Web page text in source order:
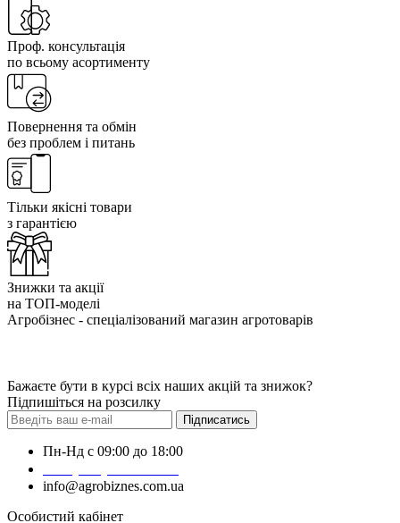
Проф. консультація
по всьому асортименту
Повернення та обмін
без проблем і питань
Тільки якісні товари
з гарантією
Знижки та акції
на ТОП-моделі
Агробізнес - спеціалізований магазин агротоварів
Бажаєте бути в курсі всіх наших акцій та знижок?
Підпишіться на розсилку
Підписатись
Пн-Нд с 09:00 до 18:00
info@agrobiznes.com.ua
Особистий кабінет